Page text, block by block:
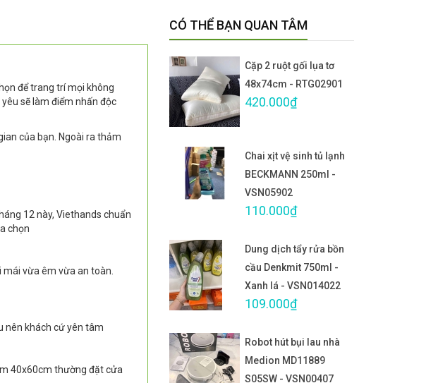
để trang trí mọi không
sẽ làm điểm nhấn độc
của bạn. Ngoài ra thảm
12 này, Viethands chuẩn
chọn
vừa êm vừa an toàn.
nên khách cứ yên tâm
40x60cm thường đặt cửa
CÓ THỂ BẠN QUAN TÂM
Cặp 2 ruột gối lụa tơ
48x74cm - RTG02901
420.000₫
Chai xịt vệ sinh tủ lạnh
BECKMANN 250ml -
VSN05902
110.000₫
Dung dịch tẩy rửa bồn
cầu Denkmit 750ml -
Xanh lá - VSN014022
109.000₫
Robot hút bụi lau nhà
Medion MD11889
S05SW - VSN00407